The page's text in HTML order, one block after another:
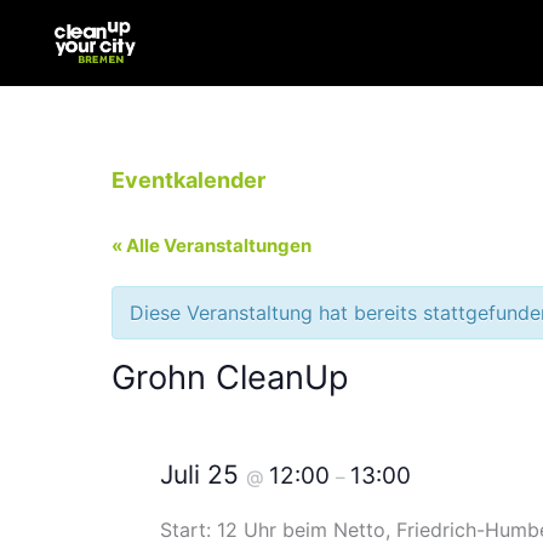
Eventkalender
« Alle Veranstaltungen
Diese Veranstaltung hat bereits
Grohn CleanUp
Juli 25 @ 12:00 – 13:00
Start: 12 Uhr beim Netto, Friedrich-